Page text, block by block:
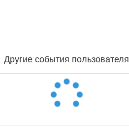
Другие события пользователя